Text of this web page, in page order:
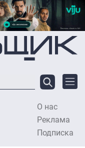
О нас
Реклама
Подписка